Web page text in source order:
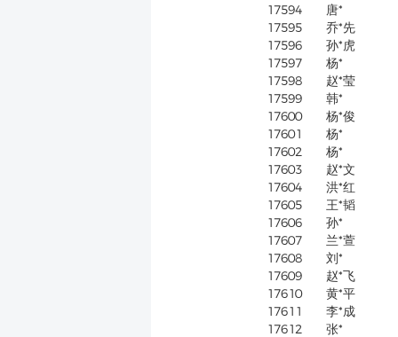
17594
唐*
17595
乔*先
17596
孙*虎
17597
杨*
17598
赵*莹
17599
韩*
17600
杨*俊
17601
杨*
17602
杨*
17603
赵*文
17604
洪*红
17605
王*韬
17606
孙*
17607
兰*萱
17608
刘*
17609
赵*飞
17610
黄*平
17611
李*成
17612
张*